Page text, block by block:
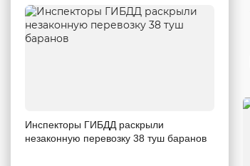
Инспекторы ГИБДД раскрыли
незаконную перевозку 38 туш баранов